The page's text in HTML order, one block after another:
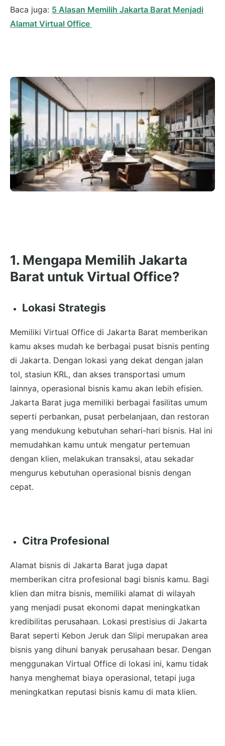
Baca juga: 5 Alasan Memilih Jakarta Barat Menjadi
Alamat Virtual Office
1. Mengapa Memilih Jakarta
Barat untuk Virtual Office?
Lokasi Strategis
Memiliki Virtual Office di Jakarta Barat memberikan
kamu akses mudah ke berbagai pusat bisnis penting
di Jakarta. Dengan lokasi yang dekat dengan jalan
tol, stasiun KRL, dan akses transportasi umum
lainnya, operasional bisnis kamu akan lebih efisien.
Jakarta Barat juga memiliki berbagai fasilitas umum
seperti perbankan, pusat perbelanjaan, dan restoran
yang mendukung kebutuhan sehari-hari bisnis. Hal ini
memudahkan kamu untuk mengatur pertemuan
dengan klien, melakukan transaksi, atau sekadar
mengurus kebutuhan operasional bisnis dengan
cepat.
Citra Profesional
Alamat bisnis di Jakarta Barat juga dapat
memberikan citra profesional bagi bisnis kamu. Bagi
klien dan mitra bisnis, memiliki alamat di wilayah
yang menjadi pusat ekonomi dapat meningkatkan
kredibilitas perusahaan. Lokasi prestisius di Jakarta
Barat seperti Kebon Jeruk dan Slipi merupakan area
bisnis yang dihuni banyak perusahaan besar. Dengan
menggunakan Virtual Office di lokasi ini, kamu tidak
hanya menghemat biaya operasional, tetapi juga
meningkatkan reputasi bisnis kamu di mata klien.